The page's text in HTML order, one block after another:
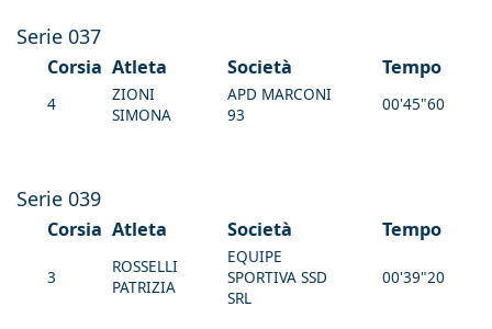
Serie 037
Corsia Atleta Società Tempo
4
ZIONI
SIMONA
APD MARCONI
93
00'45"60
Serie 039
Corsia Atleta Società Tempo
3
ROSSELLI
PATRIZIA
EQUIPE
SPORTIVA SSD
SRL
00'39"20